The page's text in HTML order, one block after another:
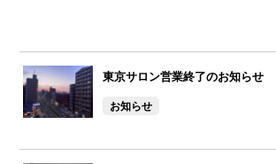
東京サロン営業終了のお知らせ
お知らせ